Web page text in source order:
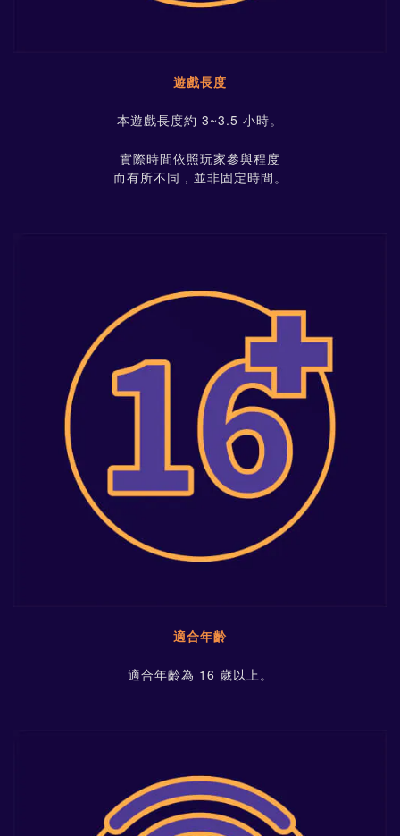
遊戲長度
本遊戲長度約 3~3.5 小時。
實際時間依照玩家參與程度
而有所不同，並非固定時間。
適合年齡
適合年齡為 16 歲以上。